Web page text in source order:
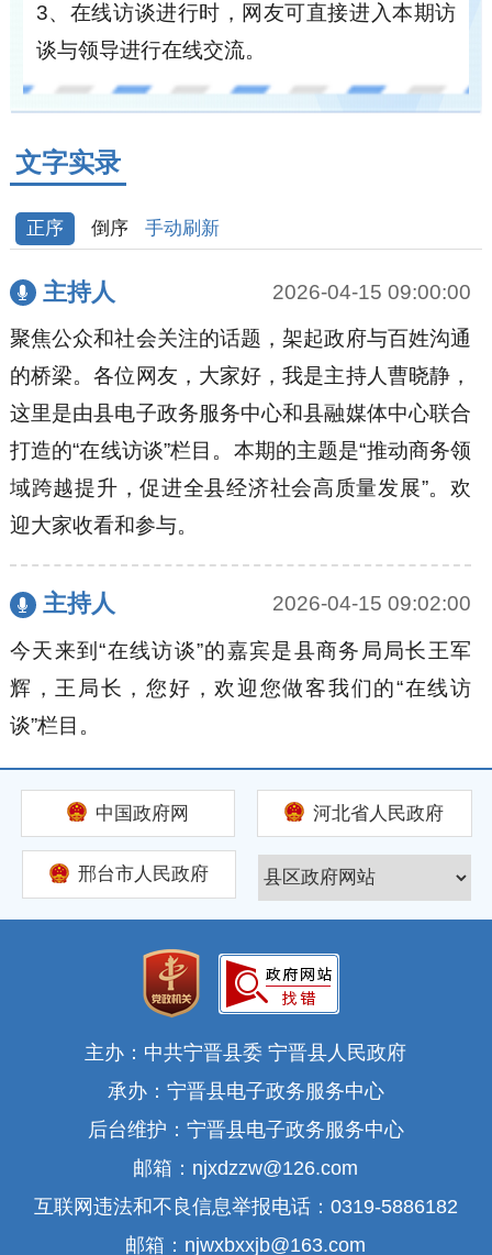
3、在线访谈进行时，网友可直接进入本期访
谈与领导进行在线交流。
文字实录
正序 倒序 手动刷新
主持人 2026-04-15 09:00:00
聚焦公众和社会关注的话题，架起政府与百姓沟通
的桥梁。各位网友，大家好，我是主持人曹晓静，
这里是由县电子政务服务中心和县融媒体中心联合
打造的“在线访谈”栏目。本期的主题是“推动商务领
域跨越提升，促进全县经济社会高质量发展”。欢
迎大家收看和参与。
主持人 2026-04-15 09:02:00
今天来到“在线访谈”的嘉宾是县商务局局长王军
辉，王局长，您好，欢迎您做客我们的“在线访
谈”栏目。
王军辉 2026-04-15 09:04:42
主持人好， 各位网友，大家好！非常高兴在这里
与各位网友就商务工作进行沟通交流。首先向一直
以来关心支持商务事业的社会各界人士致以衷心的
谢意。商务工作联通内外、贯通城乡、对接产销，
是推动经济社会发展的重要力量。今天，我很期待
能与大家就商务领域的相关问题进行深入沟通，听
中国政府网 河北省人民政府
邢台市人民政府
主办：中共宁晋县委 宁晋县人民政府
承办：宁晋县电子政务服务中心
后台维护：宁晋县电子政务服务中心
邮箱：njxdzzw@126.com
互联网违法和不良信息举报电话：0319-5886182
邮箱：njwxbxxjb@163.com